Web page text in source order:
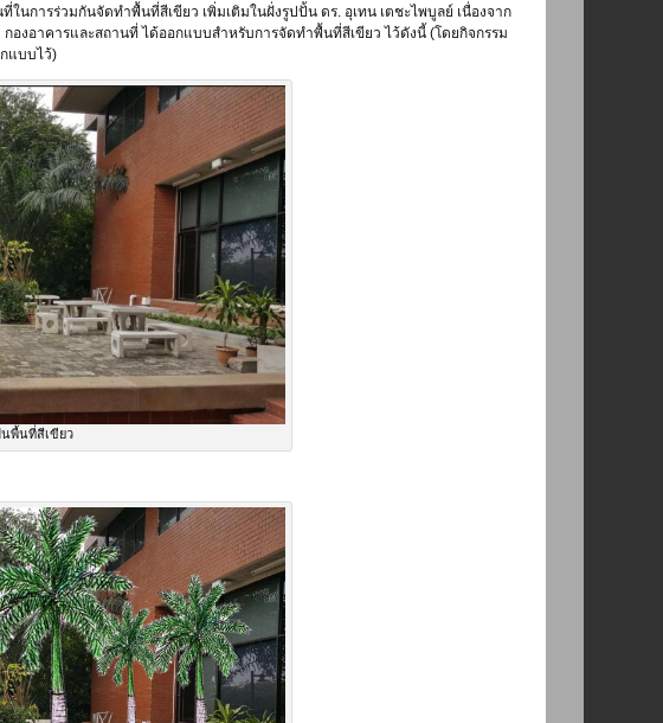
การร่วมกันจัดทำพื้นที่สีเขียว เพิ่มเติมในฝั่งรูปปั้น ดร. อุเทน เตชะไพบูลย์ เนื่องจาก
งอาคารและสถานที่ ได้ออกแบบสำหรับการจัดทำพื้นที่สีเขียว ไว้ดังนี้ (โดยกิจกรรม
แบบไว้)
พื้นที่สีเขียว